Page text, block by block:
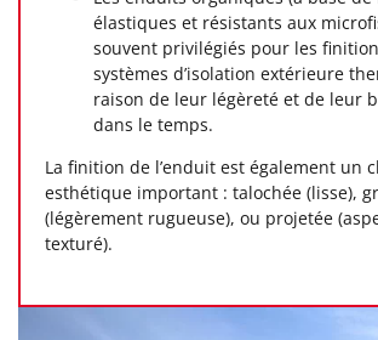
élastiques et résistants aux
souvent privilégiés pour les
systèmes d’isolation extérieure
raison de leur légèreté et de leur
dans le temps.
La finition de l’enduit est également un
esthétique important : talochée (lisse),
(légèrement rugueuse), ou projetée
texturé).